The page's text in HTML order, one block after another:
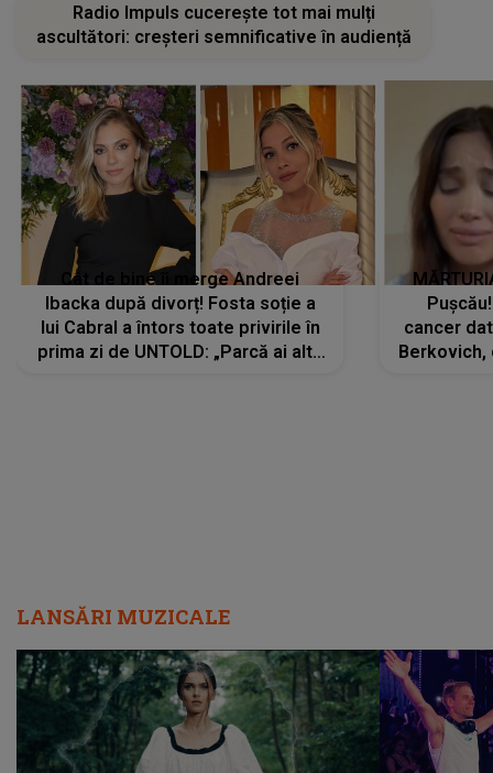
Radio Impuls cucerește tot mai mulți
ascultători: creșteri semnificative în audiență
Cât de bine îi merge Andreei
Ibacka după divorț! Fosta soție a
lui Cabral a întors toate privirile în
prima zi de UNTOLD: „Parcă ai altă
cancer
Berkovich,
LANSĂRI MUZICALE